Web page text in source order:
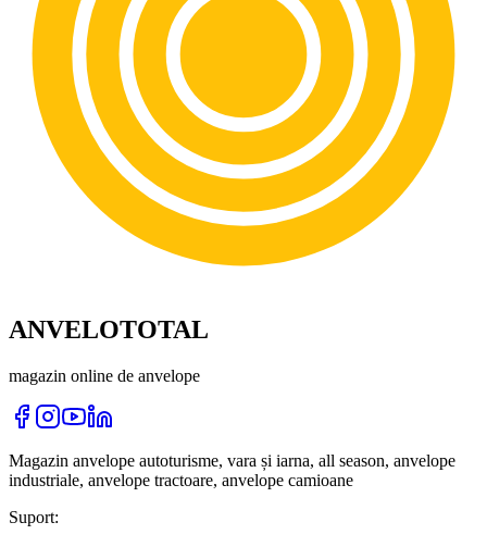
ANVELOTOTAL
magazin online de anvelope
Magazin anvelope autoturisme, vara și iarna, all season, anvelope
industriale, anvelope tractoare, anvelope camioane
Suport: